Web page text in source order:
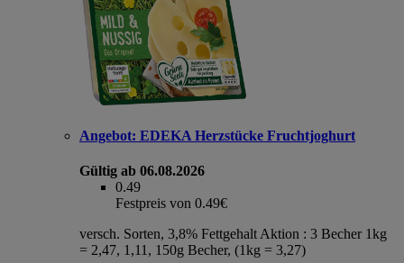
Angebot: EDEKA Herzstücke Fruchtjoghurt
Gültig ab 06.08.2026
0.49
Festpreis von 0.49€
versch. Sorten, 3,8% Fettgehalt Aktion : 3 Becher 1kg
= 2,47, 1,11, 150g Becher, (1kg = 3,27)